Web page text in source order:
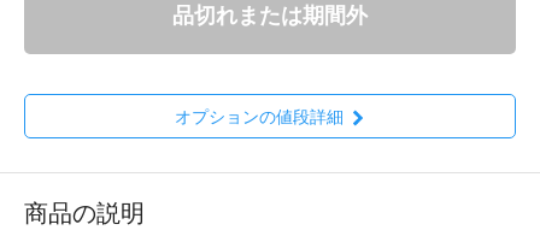
品切れまたは期間外
オプションの値段詳細
商品の説明